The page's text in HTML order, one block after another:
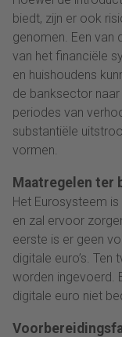
biedt, zijn er ook
genomen. Een
van het financiële
en huishoudens
de banksector naar
periodes van
substantiële
vormen.
Maatregelen ter
Het Eurosysteem
en zal ervoor
eerste is er geen
digitale euro’s.
worden ingevoerd.
digitale euro niet